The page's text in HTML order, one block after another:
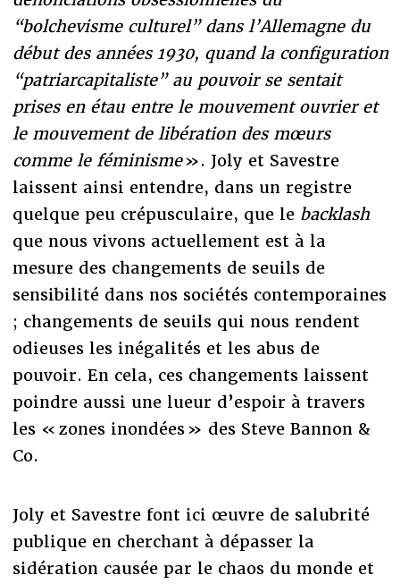
“bolchevisme culturel” dans l’Allemagne du
début des années 1930, quand la configuration
“patriarcapitaliste” au pouvoir se sentait
prises en étau entre le mouvement ouvrier et
le mouvement de libération des mœurs
comme le féminisme». Joly et Savestre
laissent ainsi entendre, dans un registre
quelque peu crépusculaire, que le backlash
que nous vivons actuellement est à la
mesure des changements de seuils de
sensibilité dans nos sociétés contemporaines
; changements de seuils qui nous rendent
odieuses les inégalités et les abus de
pouvoir. En cela, ces changements laissent
poindre aussi une lueur d’espoir à travers
les « zones inondées » des Steve Bannon &
Co.
Joly et Savestre font ici œuvre de salubrité
publique en cherchant à dépasser la
sidération causée par le chaos du monde et